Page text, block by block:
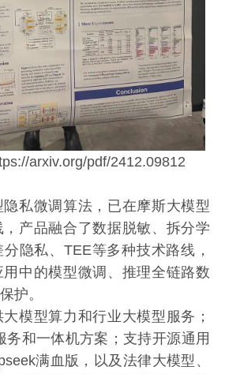
arxiv.org/pdf/2412.09812
私微调算法，已在摩斯大模型
产品融合了数据脱敏、拆分学
隐私、TEE等多种技术路线，
中的模型微调、推理全链路数
护。
模型算力和行业大模型服务；
务和一体机方案；支持开源通用
满血版，以及法律大模型、